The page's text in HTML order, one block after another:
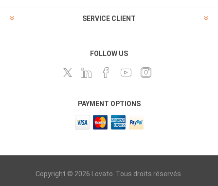
SERVICE CLIENT
FOLLOW US
PAYMENT OPTIONS
Copyright © 2026 Lovato. Tous droits réservés.